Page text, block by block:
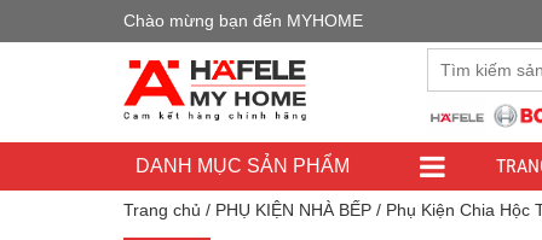
Chào mừng bạn đến MYHOME
DANH MỤC SẢN PHẨM
Trang chủ / PHỤ KIỆN NHÀ BẾP / Phụ Kiện Chia Hộc
Đây là cửa